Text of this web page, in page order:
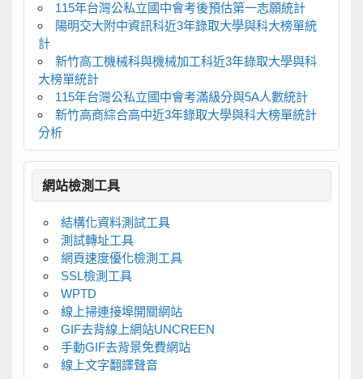
115年台灣公私立國中會考後預估第一志願統計
陽明交大附中資訊科近3年錄取大學與科大榜單統
計
新竹高工機械科與機械加工科近3年錄取大學與科
大榜單統計
115年台灣公私立國中會考滿級分與5A人數統計
新竹高商綜合高中近3年錄取大學與科大榜單統計
分析
網站檢測工具
結構化資料測試工具
測試轉址工具
網頁速度優化檢測工具
SSL檢測工具
WPTD
線上掃連接埠開關網站
GIF去背線上網站UNCREEN
手動GIF去背景免費網站
線上文字翻譯聲音